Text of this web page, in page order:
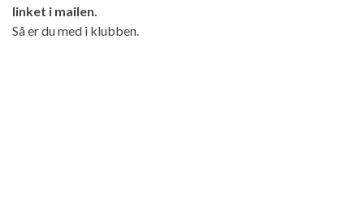
linket i mailen.
Så er du med i klubben.